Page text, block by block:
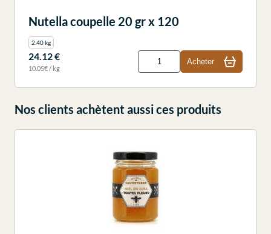
Nutella coupelle 20 gr x 120
2.40 kg
24.12 €
10.05€ / kg
Acheter
Nos clients achètent aussi ces produits